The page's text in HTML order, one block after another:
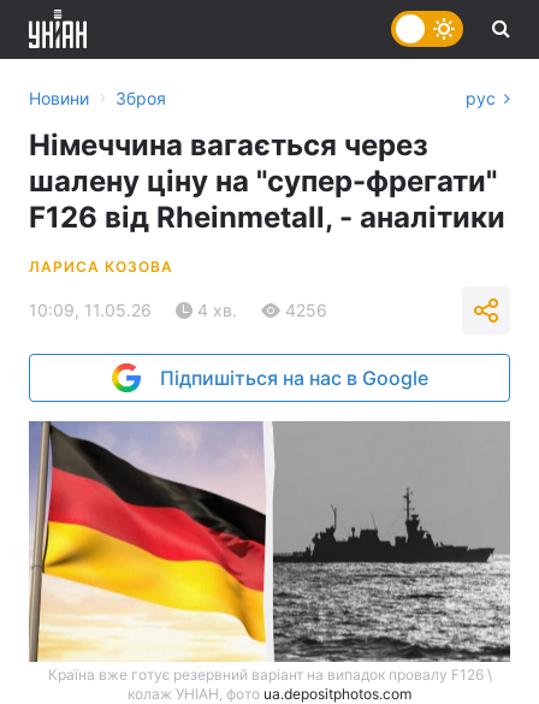
Новини › Зброя рус
Німеччина вагається через
шалену ціну на "супер-фрегати"
F126 від Rheinmetall, - аналітики
ЛАРИСА КОЗОВА
10:09, 11.05.26 4 хв. 4256
Підпишіться на нас в Google
Країна вже готує резервний варіант на випадок провалу F126 \
колаж УНІАН, фото ua.depositphotos.com